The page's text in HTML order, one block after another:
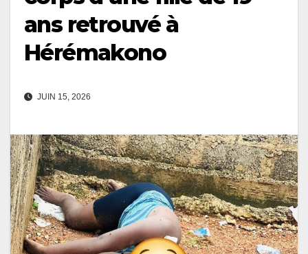
ans retrouvé à
Hérémakono
JUIN 15, 2026